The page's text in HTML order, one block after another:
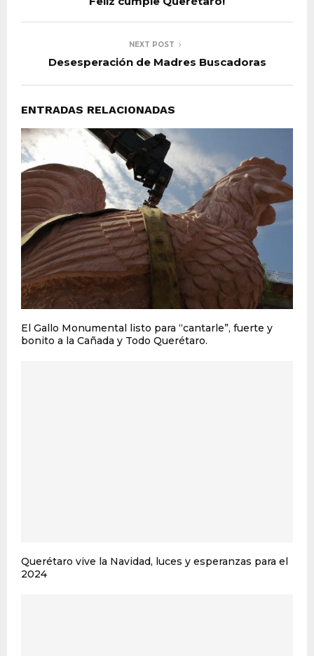
NEXT POST
Desesperación de Madres Buscadoras
ENTRADAS RELACIONADAS
El Gallo Monumental listo para “cantarle”, fuerte y
bonito a la Cañada y Todo Querétaro.
Querétaro vive la Navidad, luces y esperanzas para el
2024